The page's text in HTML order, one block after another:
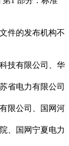
件的发布机构不
技有限公司、华
省电力有限公司
限公司、国网河
、国网宁夏电力